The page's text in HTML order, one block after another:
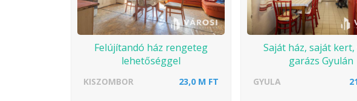
Felújítandó ház rengeteg
lehetőséggel
KISZOMBOR 23,0 M FT
Saját ház, saját
garázs Gyulán
GYULA